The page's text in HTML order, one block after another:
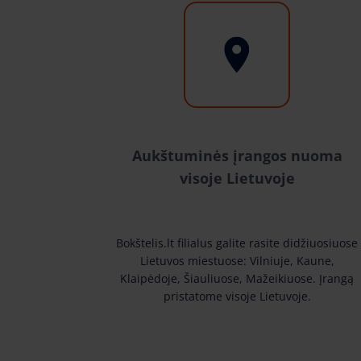
Aukštuminės įrangos nuoma
visoje Lietuvoje
Bokštelis.lt filialus galite rasite didžiuosiuose
Lietuvos miestuose: Vilniuje, Kaune,
Klaipėdoje, Šiauliuose, Mažeikiuose. Įrangą
pristatome visoje Lietuvoje.